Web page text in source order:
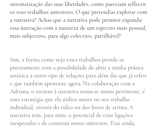
sistematização das suas liberdades, como pareciam reflectir
os teus trabalhos anteriores. O que pretendias explorar com
a narrativa? Achas que a narrativa pode permitir expandir
essa interação com a natureza de um espectro mais pessoal,
mais subjectivo, para algo colectivo, partilhável?
Sim, a forma como vejo esses trabalhos prende-se
precisamente com a possibilidade de abrir a minha prática
artística a outro tipo de relações para além das que já referi
e que também apontaste agora. Na colaboração com a
Adriana, o recurso à narrativa torna-se muito pertinente, é
uma estratégia que ela utiliza muito no seu trabalho
individual, através do vídeo ou dos livros de artista. A
narrativa tem, para mim, o potencial de criar ligações
inesperadas e de construir novos universos. Traz ainda,